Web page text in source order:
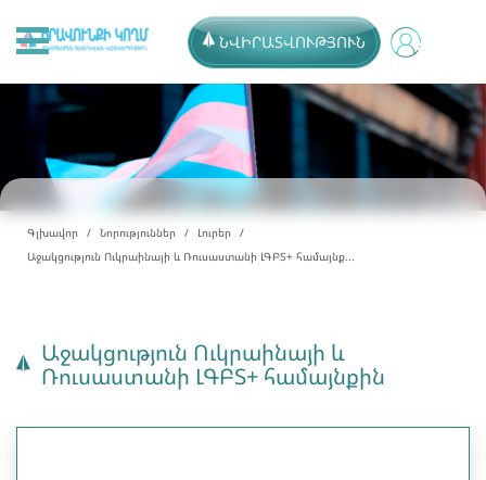
ՆՎԻՐԱՏՎՈՒԹՅՈՒՆ
Գլխավոր Նորություններ
Լուրեր
Աջակցություն Ուկրաինայի և Ռուսաստանի ԼԳԲՏ+ համայնք...
Աջակցություն Ուկրաինայի և
Ռուսաստանի ԼԳԲՏ+ համայնքին